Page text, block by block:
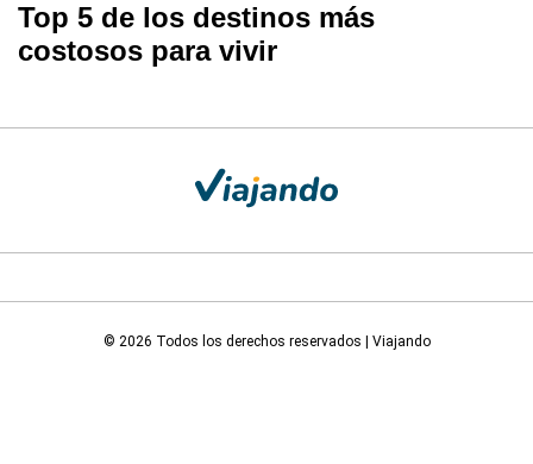
Top 5 de los destinos más
costosos para vivir
© 2026 Todos los derechos reservados | Viajando